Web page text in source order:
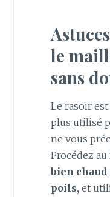
le
sans
Le rasoir
plus utilisé
ne vous
Procédez au
bien chaud
poils, et